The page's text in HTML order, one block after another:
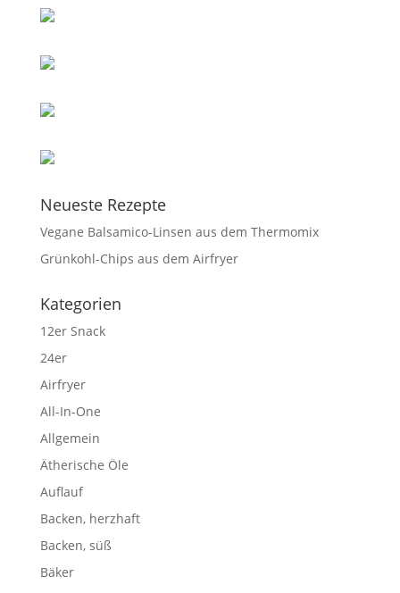
Neueste Rezepte
Vegane Balsamico-Linsen aus dem Thermomix
Grünkohl-Chips aus dem Airfryer
Kategorien
12er Snack
24er
Airfryer
All-In-One
Allgemein
Ätherische Öle
Auflauf
Backen, herzhaft
Backen, süß
Bäker